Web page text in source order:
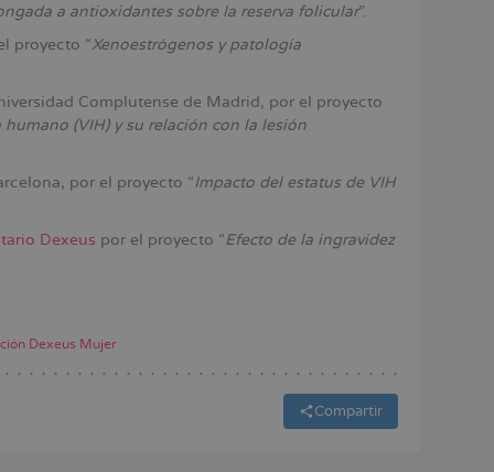
a antioxidantes sobre la reserva folicular”.
proyecto “Xenoestrógenos y patología
Complutense de Madrid, por el proyecto
(VIH) y su relación con la lesión
por el proyecto “Impacto del estatus de VIH
Dexeus por el proyecto “Efecto de la ingravidez
Dexeus Mujer
Compartir